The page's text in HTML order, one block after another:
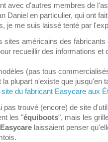
avec d'autres membres de
Daniel en particulier, qui ont
je me suis laissé tenté par
sites américains des fabricants
recueillir des informations et
(pas tous
la plupart n'existe que jusqu'en
du fabricant Easycare aux
pas trouvé (encore) de site
les "équiboots", mais les
Easycare laissaient penser